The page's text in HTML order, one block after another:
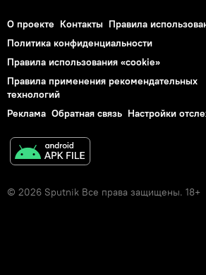
О проекте Контакты Правила
Политика конфиденциальности
Правила использования «cookie»
Правила применения рекомендательных
технологий
Реклама Обратная связь Настройки
© 2026 Sputnik Все права защищены. 18+